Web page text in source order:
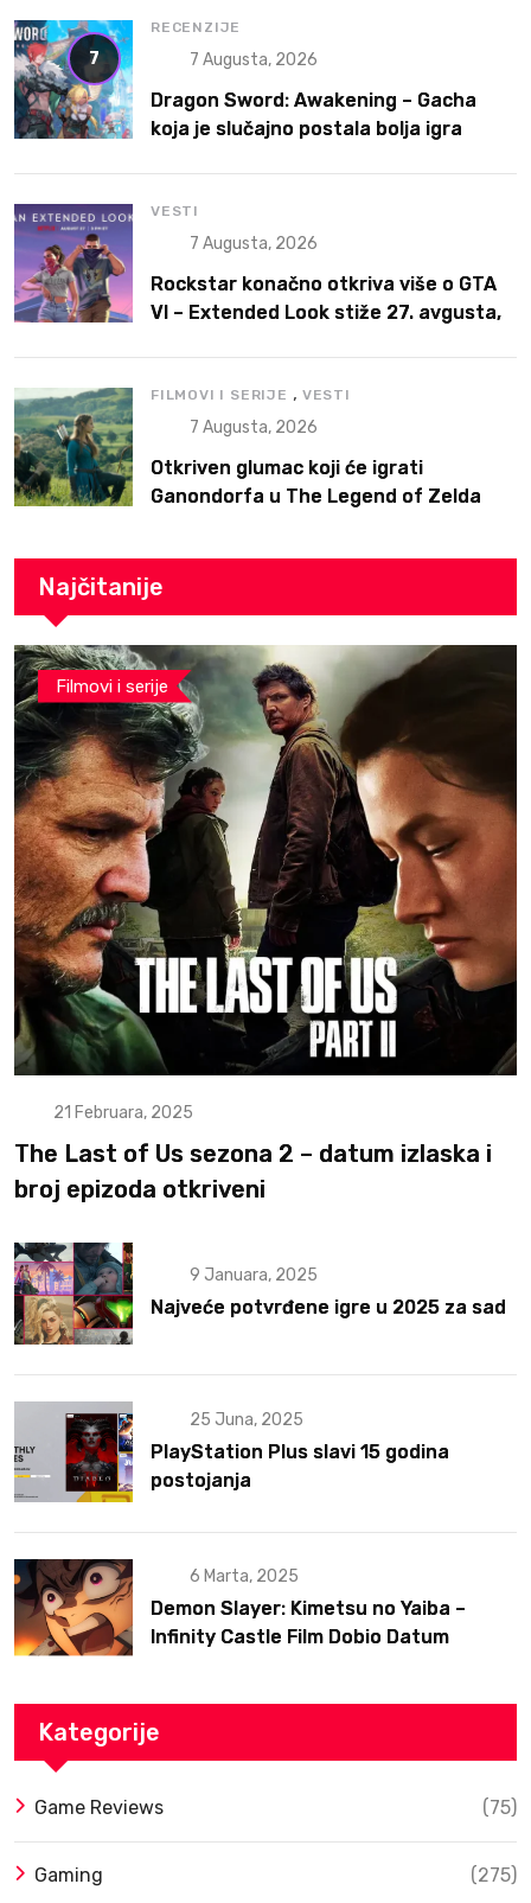
7
RECENZIJE
7 Augusta, 2026
Dragon Sword: Awakening – Gacha
koja je slučajno postala bolja igra
VESTI
7 Augusta, 2026
Rockstar konačno otkriva više o GTA
VI – Extended Look stiže 27. avgusta,
FILMOVI I SERIJE , VESTI
7 Augusta, 2026
Otkriven glumac koji će igrati
Ganondorfa u The Legend of Zelda
Najčitanije
Filmovi i serije
21 Februara, 2025
The Last of Us sezona 2 – datum izlaska i
broj epizoda otkriveni
9 Januara, 2025
Najveće potvrđene igre u 2025 za sad
25 Juna, 2025
PlayStation Plus slavi 15 godina
postojanja
6 Marta, 2025
Demon Slayer: Kimetsu no Yaiba –
Infinity Castle Film Dobio Datum
Kategorije
Game Reviews (75)
Gaming (275)